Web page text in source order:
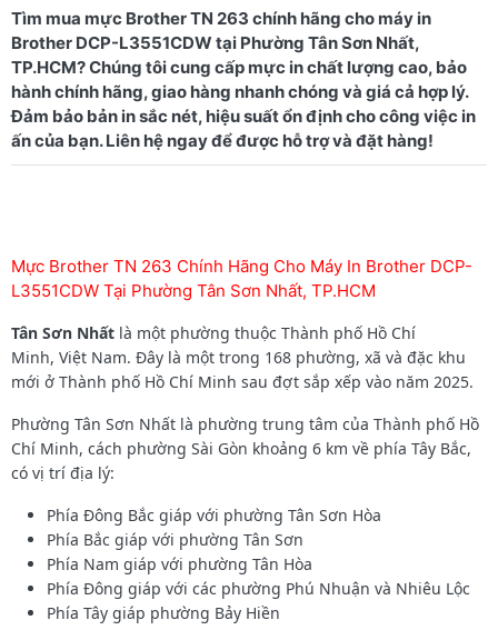
Tìm mua mực Brother TN 263 chính hãng cho máy in
Brother DCP-L3551CDW tại Phường Tân Sơn Nhất,
TP.HCM? Chúng tôi cung cấp mực in chất lượng cao, bảo
hành chính hãng, giao hàng nhanh chóng và giá cả hợp lý.
Đảm bảo bản in sắc nét, hiệu suất ổn định cho công việc in
Mực Brother TN 263 Chính Hãng Cho Máy In Brother DCP-
L3551CDW Tại Phường Tân Sơn Nhất, TP.HCM
Tân Sơn Nhất là một phường thuộc Thành phố Hồ Chí
Minh, Việt Nam. Đây là một trong 168 phường, xã và đặc khu
mới ở Thành phố Hồ Chí Minh sau đợt sắp xếp vào năm 2025.
Phường Tân Sơn Nhất là phường trung tâm của Thành phố Hồ
Chí Minh, cách phường Sài Gòn khoảng 6 km về phía Tây Bắc,
có vị trí địa lý:
Phía Đông Bắc giáp với phường Tân Sơn Hòa
Phía Bắc giáp với phường Tân Sơn
Phía Nam giáp với phường Tân Hòa
Phía Đông giáp với các phường Phú Nhuận và Nhiêu Lộc
Phía Tây giáp phường Bảy Hiền